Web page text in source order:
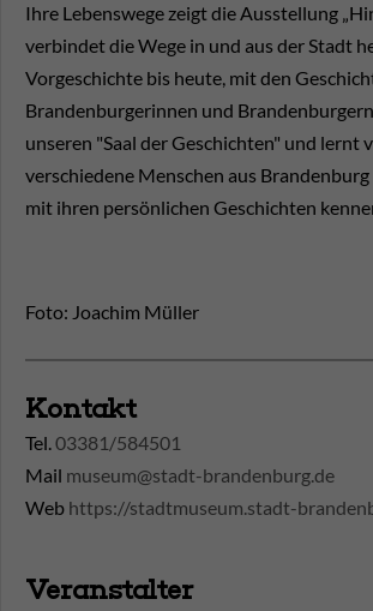
Ihre Lebenswege zeigt die Ausstellung
verbindet die Wege in und aus der Stadt
Vorgeschichte bis heute, mit den
Brandenburgerinnen und
unseren "Saal der Geschichten" und lernt
verschiedene Menschen aus
mit ihren persönlichen Geschichten
Foto: Joachim Müller
Kontakt
Tel.03381/584501
Mail museum@stadt-brandenburg.de
Web https://stadtmuseum.stadt-
Veranstalter